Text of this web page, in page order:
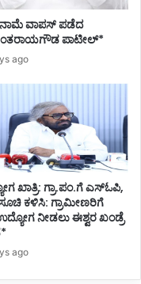
ವಾಪಸ್ ಪಡೆದ
ಪಾಟೀಲ್*
ago
ಖಾತ್ರಿ: ಗ್ರಾ.ಪಂ.ಗೆ ಎಸ್ಓಪಿ,
ಕಳಿಸಿ: ಗ್ರಾಮೀಣರಿಗೆ
ನೀಡಲು ಈಶ್ವರ ಖಂಡ್ರೆ
ago